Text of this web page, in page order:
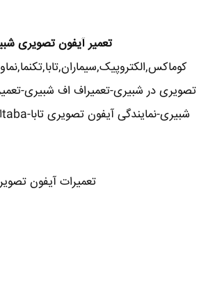
تعمیر آیفون تصویری
تصویری در شبیری-تعمیراف اف شبیری-
شبیری-نمایندگی آیفون تصویری تابا-tabaالکتروپیک,سیماران-simaran-کوماکس commax-کامکس camax-سوزوکی suzuki-آلدو ALDO در شبیری-تعمیرات آیفون تصویری خیابان و محله شبیری
تعمیرات آیفون